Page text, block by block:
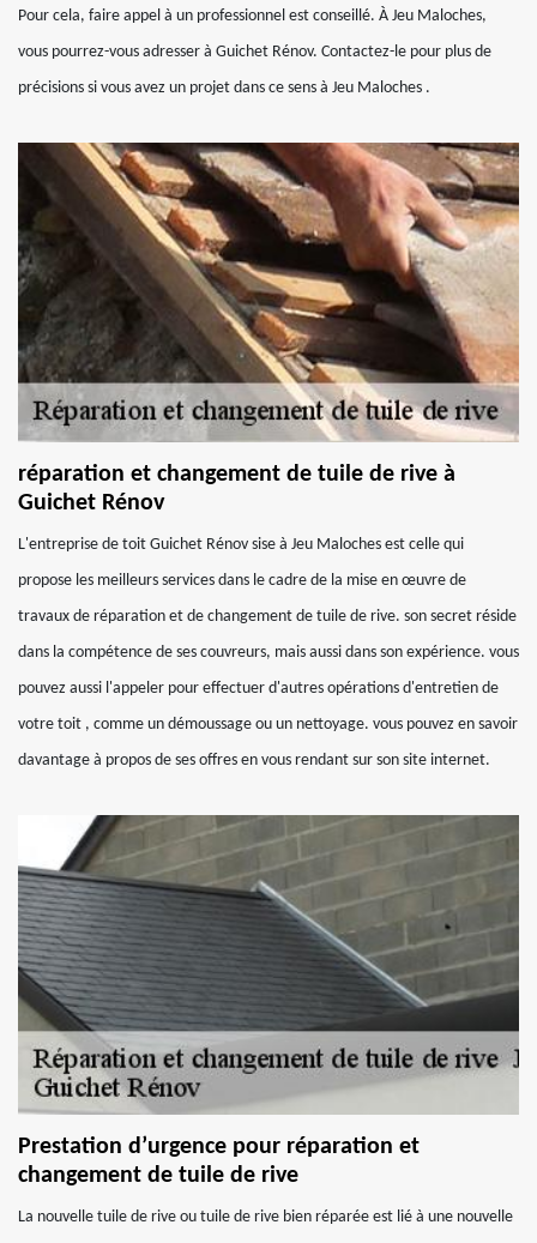
Pour cela, faire appel à un professionnel est conseillé. À Jeu Maloches,
vous pourrez-vous adresser à Guichet Rénov. Contactez-le pour plus de
précisions si vous avez un projet dans ce sens à Jeu Maloches .
réparation et changement de tuile de rive à
Guichet Rénov
L'entreprise de toit Guichet Rénov sise à Jeu Maloches est celle qui
propose les meilleurs services dans le cadre de la mise en œuvre de
travaux de réparation et de changement de tuile de rive. son secret réside
dans la compétence de ses couvreurs, mais aussi dans son expérience. vous
pouvez aussi l'appeler pour effectuer d'autres opérations d'entretien de
votre toit , comme un démoussage ou un nettoyage. vous pouvez en savoir
davantage à propos de ses offres en vous rendant sur son site internet.
Prestation d’urgence pour réparation et
changement de tuile de rive
La nouvelle tuile de rive ou tuile de rive bien réparée est lié à une nouvelle